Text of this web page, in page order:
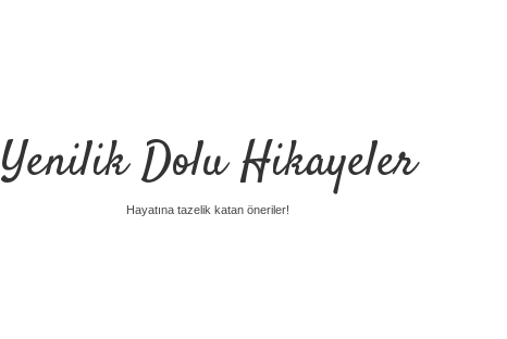
Yenilik Dolu Hikayeler
Hayatına tazelik katan öneriler!